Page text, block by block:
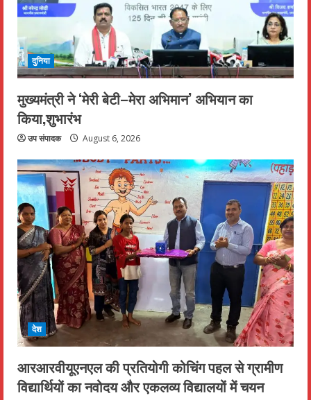
दुनिया
मुख्यमंत्री ने ‘मेरी बेटी–मेरा अभिमान’ अभियान का
किया,शुभारंभ
उप संपादक August 6, 2026
देश
आरआरवीयूएनएल की प्रतियोगी कोचिंग पहल से ग्रामीण
विद्यार्थियों का नवोदय और एकलव्य विद्यालयों में चयन